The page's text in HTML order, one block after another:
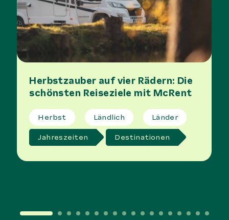
Herbstzauber auf vier Rädern: Die
schönsten Reiseziele mit McRent
Herbst Ländlich Länder
Jahreszeiten Destinationen